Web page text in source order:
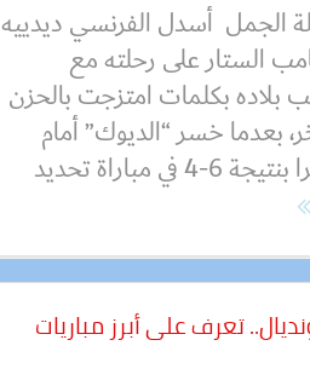
الجمل أسدل الفرنسي ديدييه
الستار على رحلته مع
بلاده بكلمات امتزجت بالحزن
بعدما خسر “الديوك” أمام
إنجلترا بنتيجة 6-4 في مباراة تحديد
تعرف على أبرز مباريات